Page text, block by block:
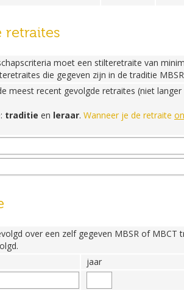
retraites
moet een stilteretraite van
die gegeven zijn in de traditie
meest recent gevolgde retraites (niet
traditie en leraar. Wanneer je de retraite
over een zelf gegeven MBSR of
jaar